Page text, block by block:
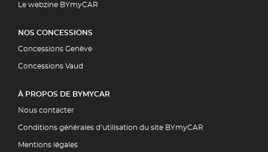
Le webzine BYmyCAR
NOS CONCESSIONS
Concessions Genève
Concessions Vaud
À PROPOS DE BYMYCAR
Nous contacter
Conditions générales d’utilisation du site BYmyCAR
Mentions légales